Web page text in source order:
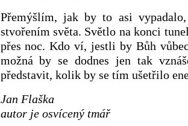
Přemýšlím, jak by to asi
stvořením světa. Světlo na konci
přes noc. Kdo ví, jestli by Bůh
možná by se dodnes jen tak
představit, kolik by se tím ušetřilo
Jan Flaška
autor je osvícený tmář